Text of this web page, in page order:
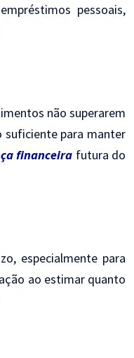
pessoais,
não superarem
suficiente para manter
financeira futura do
especialmente para
ao estimar quanto